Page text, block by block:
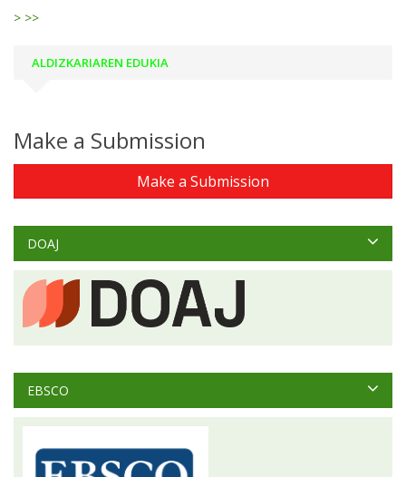
> >>
ALDIZKARIAREN EDUKIA
Make a Submission
Make a Submission
DOAJ
EBSCO